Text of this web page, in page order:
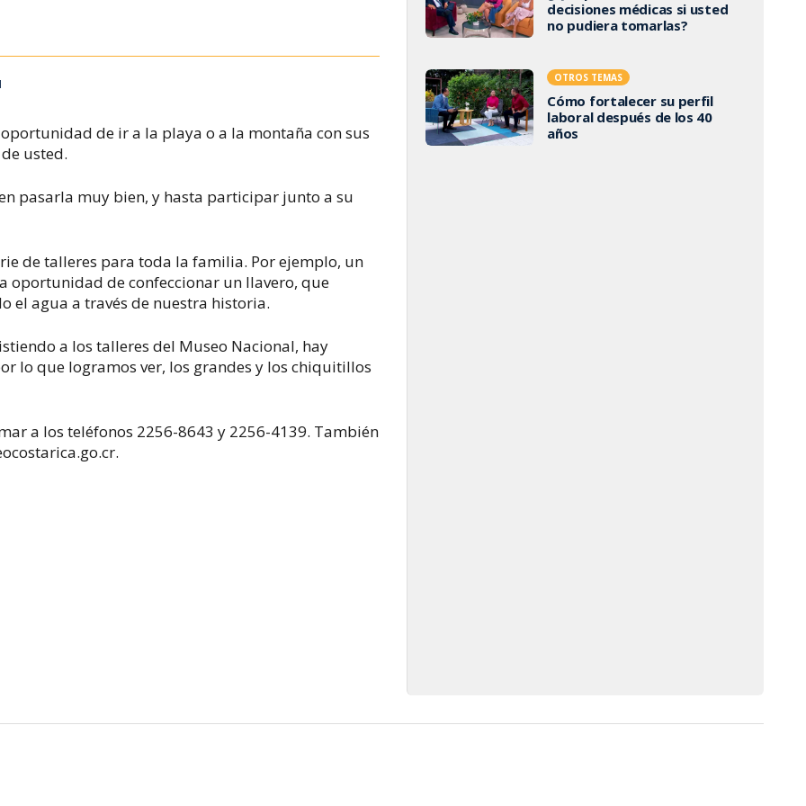
de ir a la playa o a la montaña con sus
usted.
pasarla muy bien, y hasta participar junto a su
de talleres para toda la familia. Por ejemplo, un
oportunidad de confeccionar un llavero, que
el agua a través de nuestra historia.
a los talleres del Museo Nacional, hay
lo que logramos ver, los grandes y los chiquitillos
a los teléfonos 2256-8643 y 2256-4139. También
decisiones médicas si usted
no pudiera tomarlas?
OTROS TEMAS
Cómo fortalecer su perfil
laboral después de los 40
años